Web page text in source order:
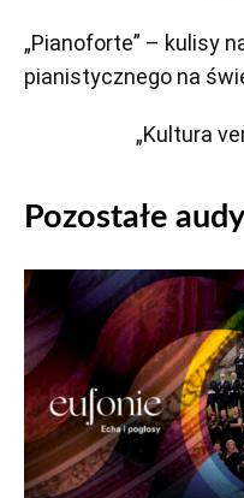
„Pianoforte” – kulisy
pianistycznego na
„Kultura
Pozostałe
Odtwarzacz
plików
dźwiękowych